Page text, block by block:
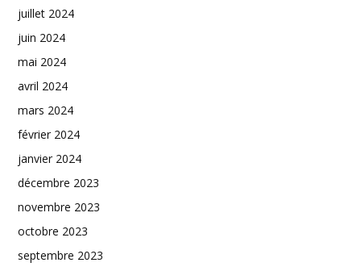
juillet 2024
juin 2024
mai 2024
avril 2024
mars 2024
février 2024
janvier 2024
décembre 2023
novembre 2023
octobre 2023
septembre 2023